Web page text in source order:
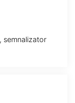
semnalizator